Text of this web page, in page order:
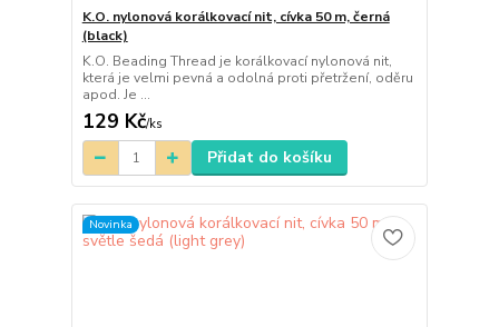
K.O. nylonová korálkovací nit, cívka 50 m, černá
(black)
K.O. Beading Thread je korálkovací nylonová nit,
která je velmi pevná a odolná proti přetržení, oděru
apod. Je ...
129 Kč/ks
Přidat do košíku
Novinka